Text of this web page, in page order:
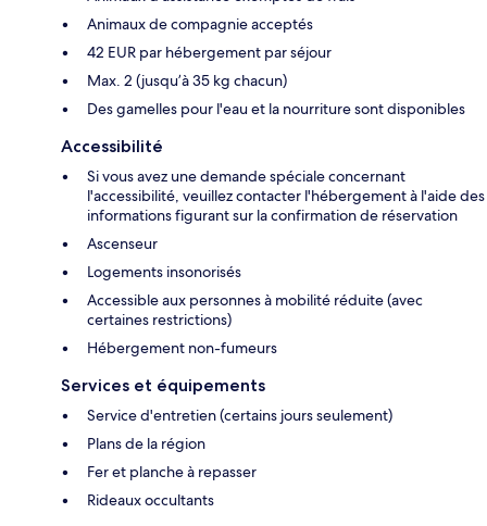
Animaux de compagnie acceptés
42 EUR par hébergement par séjour
Max. 2 (jusqu’à 35 kg chacun)
Des gamelles pour l'eau et la nourriture sont disponibles
Accessibilité
Si vous avez une demande spéciale concernant
l'accessibilité, veuillez contacter l'hébergement à l'aide des
informations figurant sur la confirmation de réservation
Ascenseur
Logements insonorisés
Accessible aux personnes à mobilité réduite (avec
certaines restrictions)
Hébergement non-fumeurs
Services et équipements
Service d'entretien (certains jours seulement)
Plans de la région
Fer et planche à repasser
Rideaux occultants